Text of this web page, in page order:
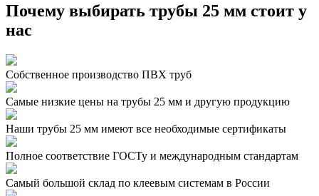
Почему выбирать трубы 25 мм стоит у
нас
Собственное производство ПВХ труб
Самые низкие цены на трубы 25 мм и другую продукцию
Наши трубы 25 мм имеют все необходимые сертификаты
Полное соответствие ГОСТу и международным стандартам
Самый большой склад по клеевым системам в России